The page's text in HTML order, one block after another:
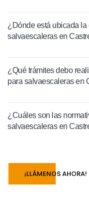
¿Dónde está ubicada la
salvaescaleras en
¿Qué trámites debo
para salvaescaleras en
¿Cuáles son las
salvaescaleras en
¡LLÁMENOS AHORA!